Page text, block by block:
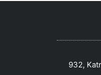
932,